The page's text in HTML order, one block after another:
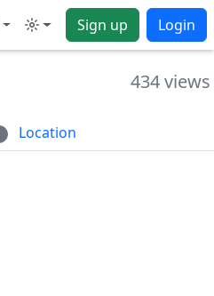
Mode Sign up Login
434 views
Location